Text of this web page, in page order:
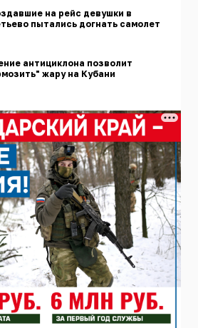
на рейс девушки в
пытались догнать самолет
антициклона позволит
жару на Кубани